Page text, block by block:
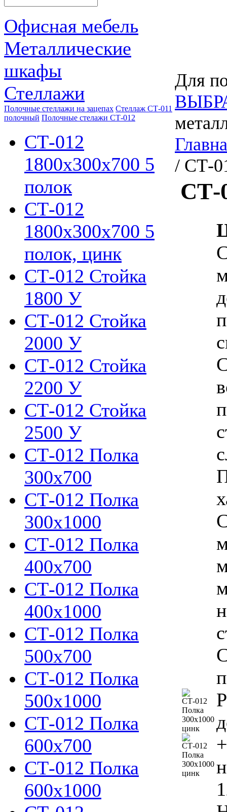
Офисная мебель
Металлические
шкафы
Стеллажи
Полочные стеллажи на зацепах Стеллаж СТ-011
полочный Полочные стелажи СТ-012
СТ-012
1800х300х700 5
полок
СТ-012
1800х300х700 5
полок, цинк
СТ-012 Стойка
1800 У
СТ-012 Стойка
2000 У
СТ-012 Стойка
2200 У
СТ-012 Стойка
2500 У
СТ-012 Полка
300х700
СТ-012 Полка
300х1000
СТ-012 Полка
400х700
СТ-012 Полка
400х1000
СТ-012 Полка
500х700
СТ-012 Полка
500х1000
СТ-012 Полка
600х700
СТ-012 Полка
600х1000
Для
/ СТ-
СТ-